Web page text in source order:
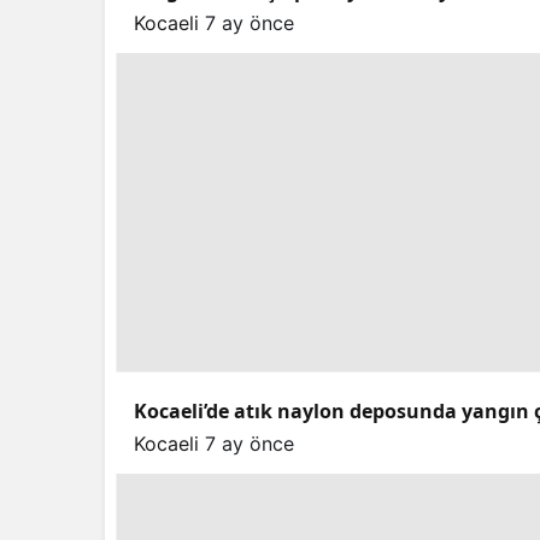
Kocaeli 7 ay önce
Kocaeli’de atık naylon deposunda yangın
Kocaeli 7 ay önce